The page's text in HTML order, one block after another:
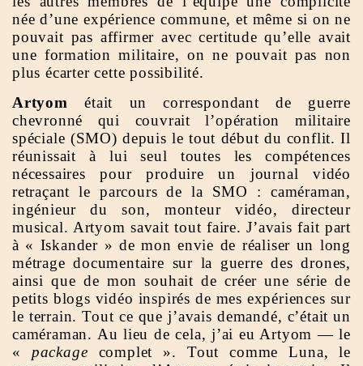
née d’une expérience commune, et même si on ne
pouvait pas affirmer avec certitude qu’elle avait
une formation militaire, on ne pouvait pas non
plus écarter cette possibilité.
Artyom était un correspondant de guerre
chevronné qui couvrait l’opération militaire
spéciale (SMO) depuis le tout début du conflit. Il
réunissait à lui seul toutes les compétences
nécessaires pour produire un journal vidéo
retraçant le parcours de la SMO : caméraman,
ingénieur du son, monteur vidéo, directeur
musical. Artyom savait tout faire. J’avais fait part
à « Iskander » de mon envie de réaliser un long
métrage documentaire sur la guerre des drones,
ainsi que de mon souhait de créer une série de
petits blogs vidéo inspirés de mes expériences sur
le terrain. Tout ce que j’avais demandé, c’était un
caméraman. Au lieu de cela, j’ai eu Artyom — le
« package complet ». Tout comme Luna, le